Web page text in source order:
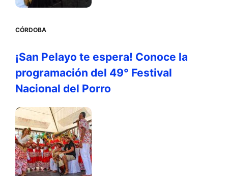
CÓRDOBA
¡San Pelayo te espera! Conoce la
programación del 49° Festival
Nacional del Porro